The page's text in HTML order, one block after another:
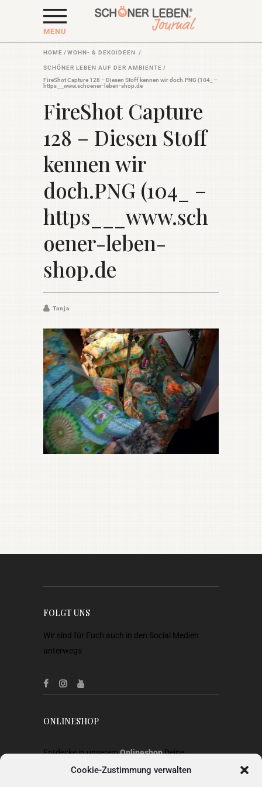
Cookie-Zustimmung verwalten
MENU
HOME /WOHN- & DEKOIDEEN /
SCHÖNER LEBEN AUF DER AMBIENTE /
FireShot Capture 128 – Diesen Stoff kennen wir doch.PNG (104_ –
https___www.schoener-leben-shop.de
FireShot Capture
128 – Diesen Stoff
kennen wir
doch.PNG (104_ –
https___www.sch
oener-leben-
shop.de
Tanja
FOLGT UNS
Wir sind für Euch auch in den Social Medien
unterwegs
ONLINESHOP
Entdecke in unseremOnlineshopDeine
Lieblingsstücke aus Heimtextilien, Gardinen,